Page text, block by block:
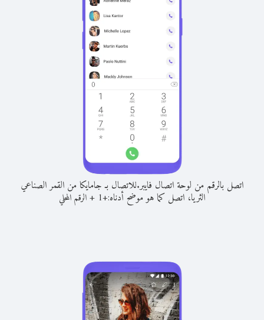
اتصل بالرقم من لوحة اتصال فايبر.للاتصال بـ جامايكا من القمر الصناعي
الثريا، اتصل كما هو موضح أدناه:+
1
+الرقم المحلي